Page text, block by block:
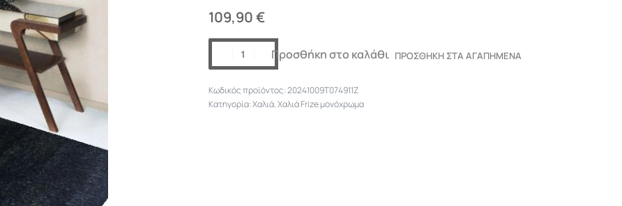
109,90€
Προσθήκη στο καλάθι ΠΡΟΣΘΗΚΗ ΣΤΑ ΑΓΑΠΗΜΕΝΑ
20241009T074911Z
Κατηγορία:Χαλιά,Χαλιά Frize μονόχρωμα